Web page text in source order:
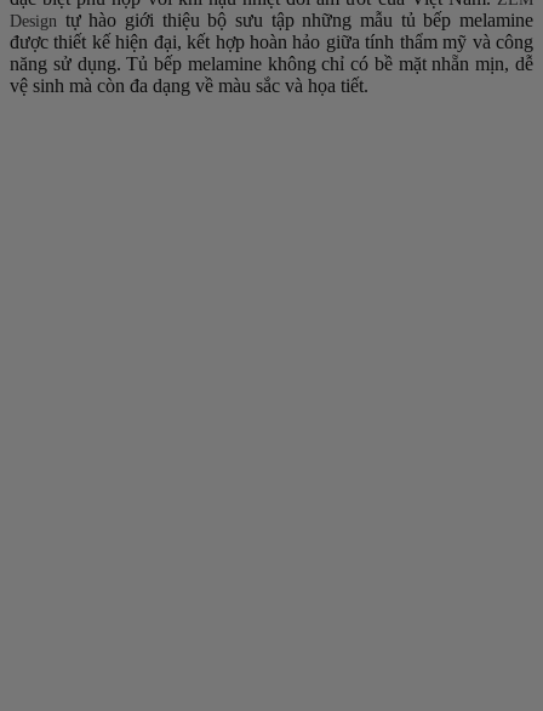
Design tự hào giới thiệu bộ sưu tập những mẫu tủ bếp melamine
được thiết kế hiện đại, kết hợp hoàn hảo giữa tính thẩm mỹ và công
năng sử dụng. Tủ bếp melamine không chỉ có bề mặt nhẵn mịn, dễ
vệ sinh mà còn đa dạng về màu sắc và họa tiết.